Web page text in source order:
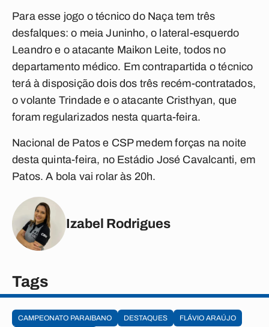
Para esse jogo o técnico do Naça tem três
desfalques: o meia Juninho, o lateral-esquerdo
Leandro e o atacante Maikon Leite, todos no
departamento médico. Em contrapartida o técnico
terá à disposição dois dos três recém-contratados,
o volante Trindade e o atacante Cristhyan, que
foram regularizados nesta quarta-feira.
Nacional de Patos e CSP medem forças na noite
desta quinta-feira, no Estádio José Cavalcanti, em
Patos. A bola vai rolar às 20h.
Izabel Rodrigues
Tags
CAMPEONATO PARAIBANO DESTAQUES
FLÁVIO ARAÚJO